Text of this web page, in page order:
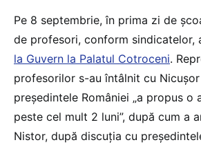
Pe 8 septembrie, în prima zi de
de profesori, conform sindicatelor,
la Guvern la Palatul Cotroceni.
profesorilor s-au întâlnit cu Nicușor
președintele României „a propus o
peste cel mult 2 luni”, după cum a
Nistor, după discuția cu